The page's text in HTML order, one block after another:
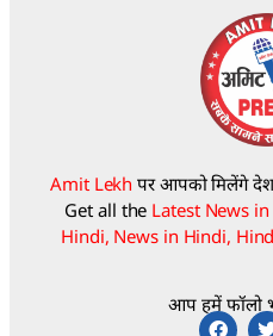
Amit Lekh पर आपको मिलेंगे देश-
Get all the Latest News
Hindi, News in Hindi,
आप हमें फॉलो